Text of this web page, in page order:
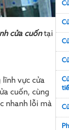
cửa cuốntại
vực cửa
cuốn, cùng
nhanh lỗi mà